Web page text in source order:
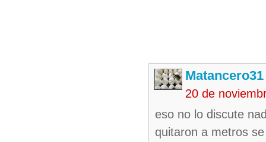
Matancero31
20 de
eso no lo discute
quitaron a metros